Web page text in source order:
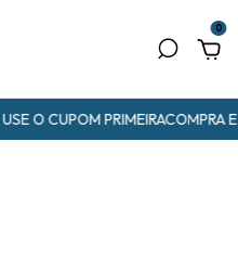
0
USE O CUPOM PRIMEIRACOMPRA